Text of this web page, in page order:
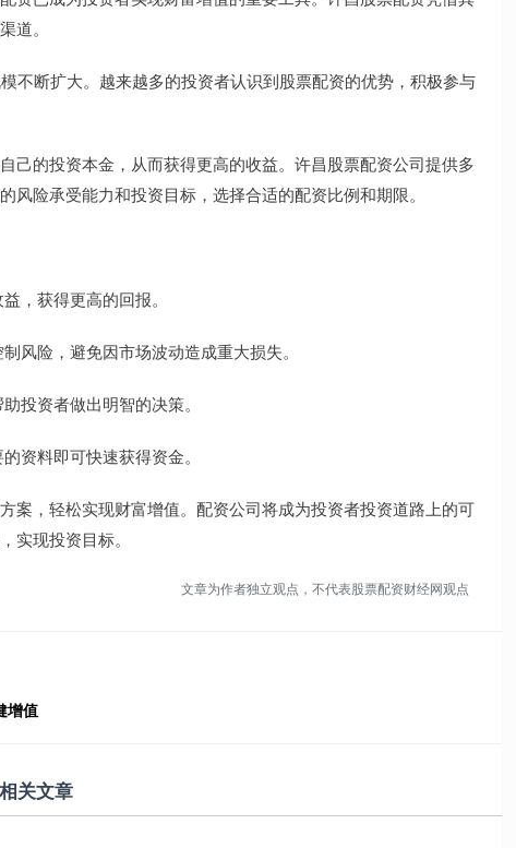
道。
不断扩大。越来越多的投资者认识到股票配资的优势，积极参与
己的投资本金，从而获得更高的收益。许昌股票配资公司提供多
险承受能力和投资目标，选择合适的配资比例和期限。
，获得更高的回报。
风险，避免因市场波动造成重大损失。
投资者做出明智的决策。
资料即可快速获得资金。
案，轻松实现财富增值。配资公司将成为投资者投资道路上的可
实现投资目标。
文章为作者独立观点，不代表股票配资财经网观点
增值
相关文章